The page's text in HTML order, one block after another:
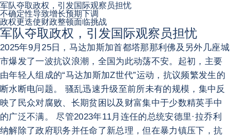
军队夺取政权，引发国际观察员担忧
不确定性导致增长预期下调
政权更迭使财政整顿面临挑战
军队夺取政权，引发国际观察员担忧
2025年9月25日，马达加斯加首都塔那那利佛及另外几座城
市爆发了一波抗议浪潮，全国为此动荡不安。起初，主要
由年轻人组成的“马达加斯加Z世代”运动，抗议频繁发生的
断水断电问题。 骚乱迅速升级至前所未有的规模，集中反
映了民众对腐败、长期贫困以及财富集中于少数精英手中
的广泛不满。 尽管2023年11月连任的总统安德里·拉乔利
纳解除了政府职务并任命了新总理，但在暴力镇压下，抗